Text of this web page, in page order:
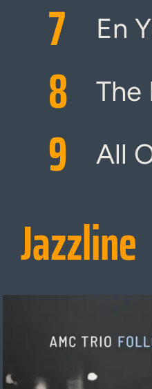
7 En
8 The
9 All
Jazzline